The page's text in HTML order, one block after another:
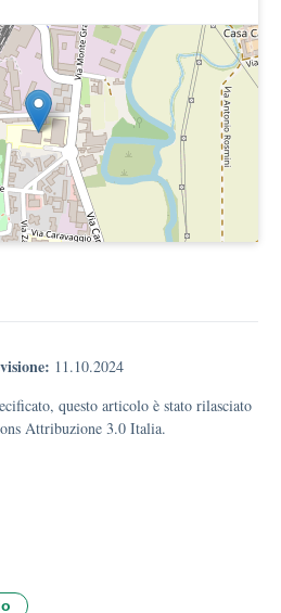
11.10.2024
questo articolo è stato rilasciato
Attribuzione 3.0 Italia.